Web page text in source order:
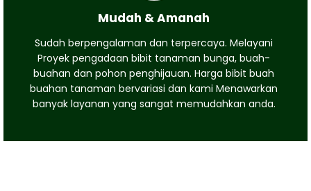
Mudah & Amanah
Sudah berpengalaman dan terpercaya. Melayani
Proyek pengadaan bibit tanaman bunga, buah-
buahan dan pohon penghijauan. Harga bibit buah
buahan tanaman bervariasi dan kami Menawarkan
banyak layanan yang sangat memudahkan anda.